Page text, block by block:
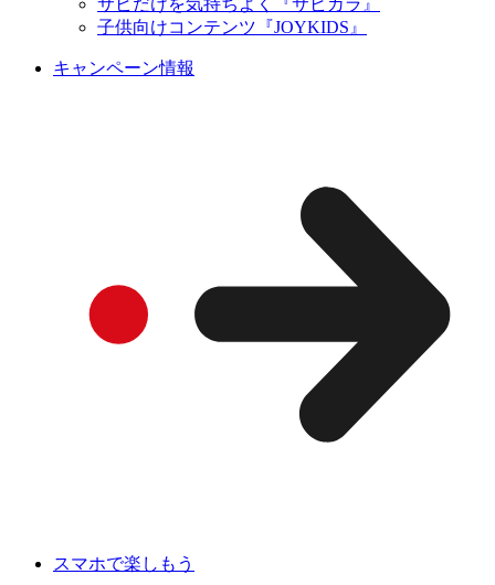
サビだけを気持ちよく『サビカラ』
子供向けコンテンツ『JOYKIDS』
キャンペーン情報
スマホで楽しもう